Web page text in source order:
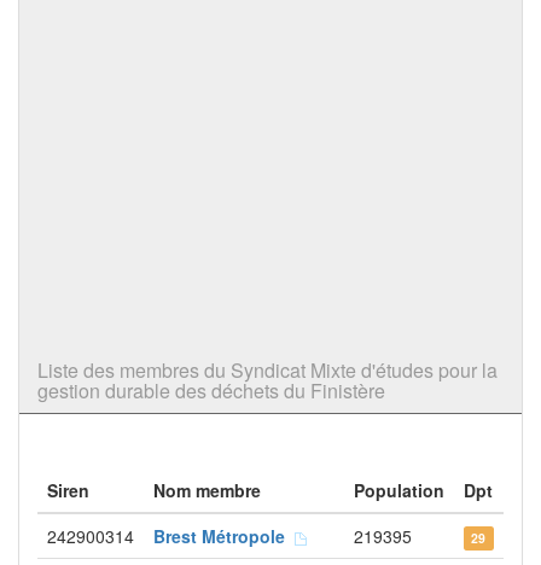
Liste des membres du Syndicat Mixte d'études pour la
gestion durable des déchets du Finistère
Siren Nom membre Population
Dpt
242900314
Brest Métropole 219395 29